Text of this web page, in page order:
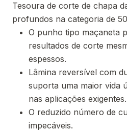
Tesoura de corte de chapa
profundos na categoria de
O punho tipo maçaneta
resultados de corte
espessos.
Lâmina reversível com
suporta uma maior vida
nas aplicações exigentes.
O reduzido número de
impecáveis.